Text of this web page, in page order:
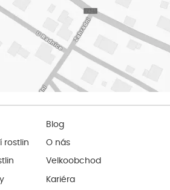
rostlin
Blog
O nás
Velkoobchod
Kariéra